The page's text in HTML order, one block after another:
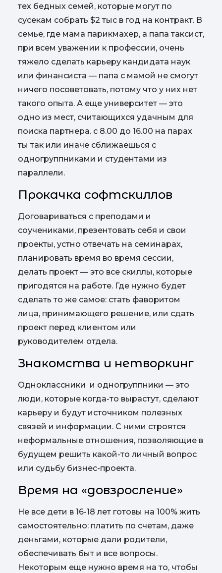
тех бедных семей, которые могут по
сусекам собрать $2 тыс в год на контракт. В
семье, где мама парикмахер, а папа таксист,
при всем уважении к профессии, очень
тяжело сделать карьеру кандидата наук
или финансиста — папа с мамой не смогут
ничего посоветовать, потому что у них нет
такого опыта. А еще университет — это
одно из мест, считающихся удачным для
поиска партнера. с 8.00 до 16.00 на парах
ты так или иначе сближаешься с
одногруппниками и студентами из
параллели.
Прокачка софтскиллов
Договариваться с преподами и
соучениками, презентовать себя и свои
проекты, устно отвечать на семинарах,
планировать время во время сессии,
делать проект — это все скиллы, которые
пригодятся на работе. Где нужно будет
сделать то же самое: стать фаворитом
лица, принимающего решение, или сдать
проект перед клиентом или
руководителем отдела.
Знакомства и нетворкинг
Одноклассники и одногруппники — это
люди, которые когда-то вырастут, сделают
карьеру и будут источником полезных
связей и информации. С ними строятся
неформальные отношения, позволяющие в
будущем решить какой-то личный вопрос
или судьбу бизнес-проекта.
Время на «довзросление»
Не все дети в 16-18 лет готовы на 100% жить
самостоятельно: платить по счетам, даже
деньгами, которые дали родители,
обеспечивать быт и все вопросы.
Некоторым еще нужно время на то, чтобы